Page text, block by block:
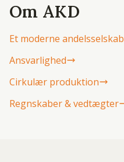
Om AKD
Et moderne andelsselskab
Ansvarlighed
Cirkulær produktion
Regnskaber & vedtægter